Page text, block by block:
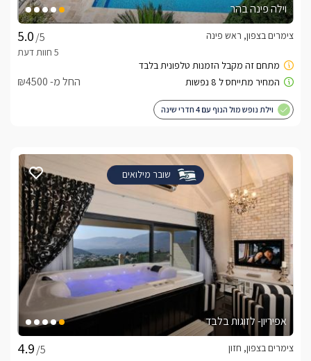
וילה פינה בהר
/5
צימרים בצפון, ראש פינה
החל מ- ₪4500
וילת נופש מול הנוף עם 4 חדרי שינה
שובר מילואים
אפיריון- לזוגות בלבד
/5
צימרים בצפון, חזון